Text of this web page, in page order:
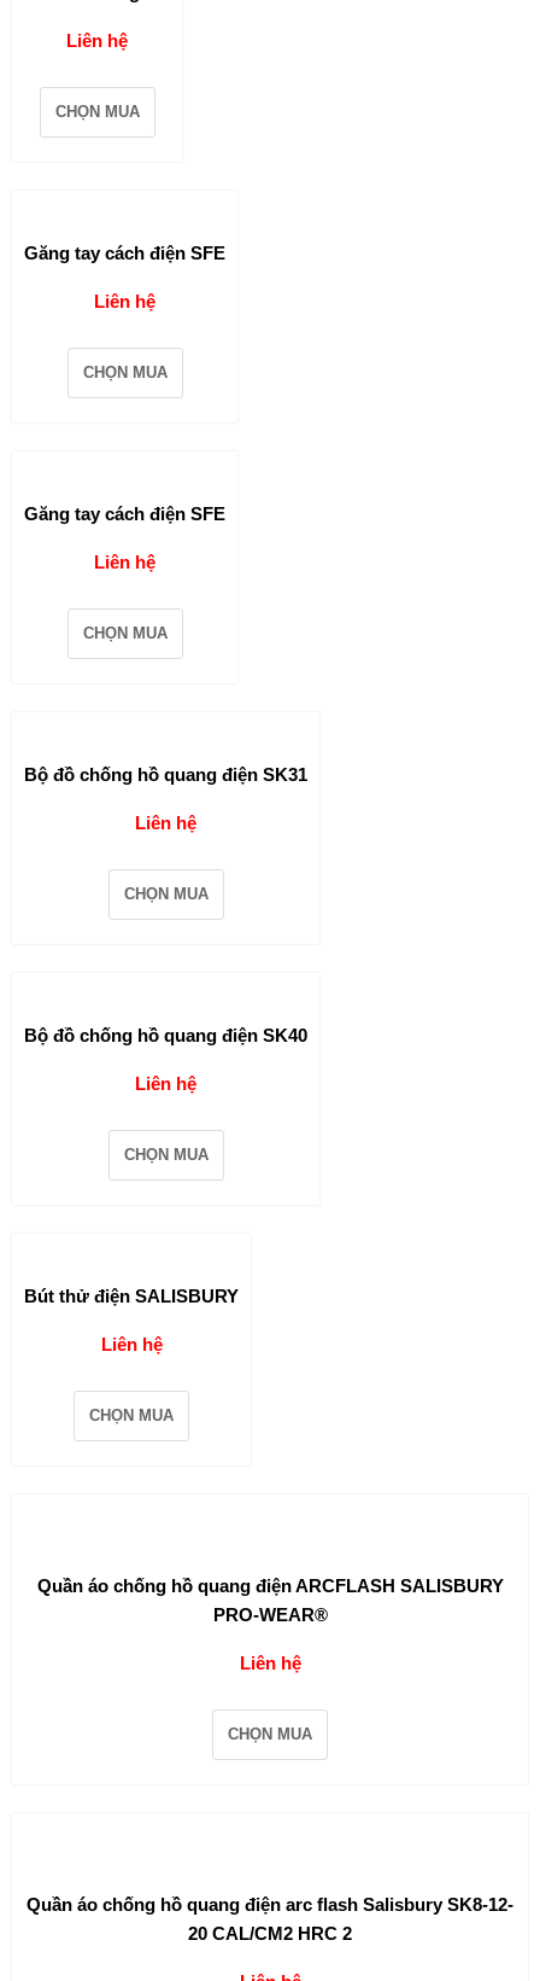
Liên hệ
CHỌN MUA
Găng tay cách điện SFE
Liên hệ
CHỌN MUA
Găng tay cách điện SFE
Liên hệ
CHỌN MUA
Bộ đồ chống hồ quang điện SK31
Liên hệ
CHỌN MUA
Bộ đồ chống hồ quang điện SK40
Liên hệ
CHỌN MUA
Bút thử điện SALISBURY
Liên hệ
CHỌN MUA
Quần áo chống hồ quang điện ARCFLASH SALISBURY
PRO-WEAR®
Liên hệ
CHỌN MUA
Quần áo chống hồ quang điện arc flash Salisbury SK8-12-
20 CAL/CM2 HRC 2